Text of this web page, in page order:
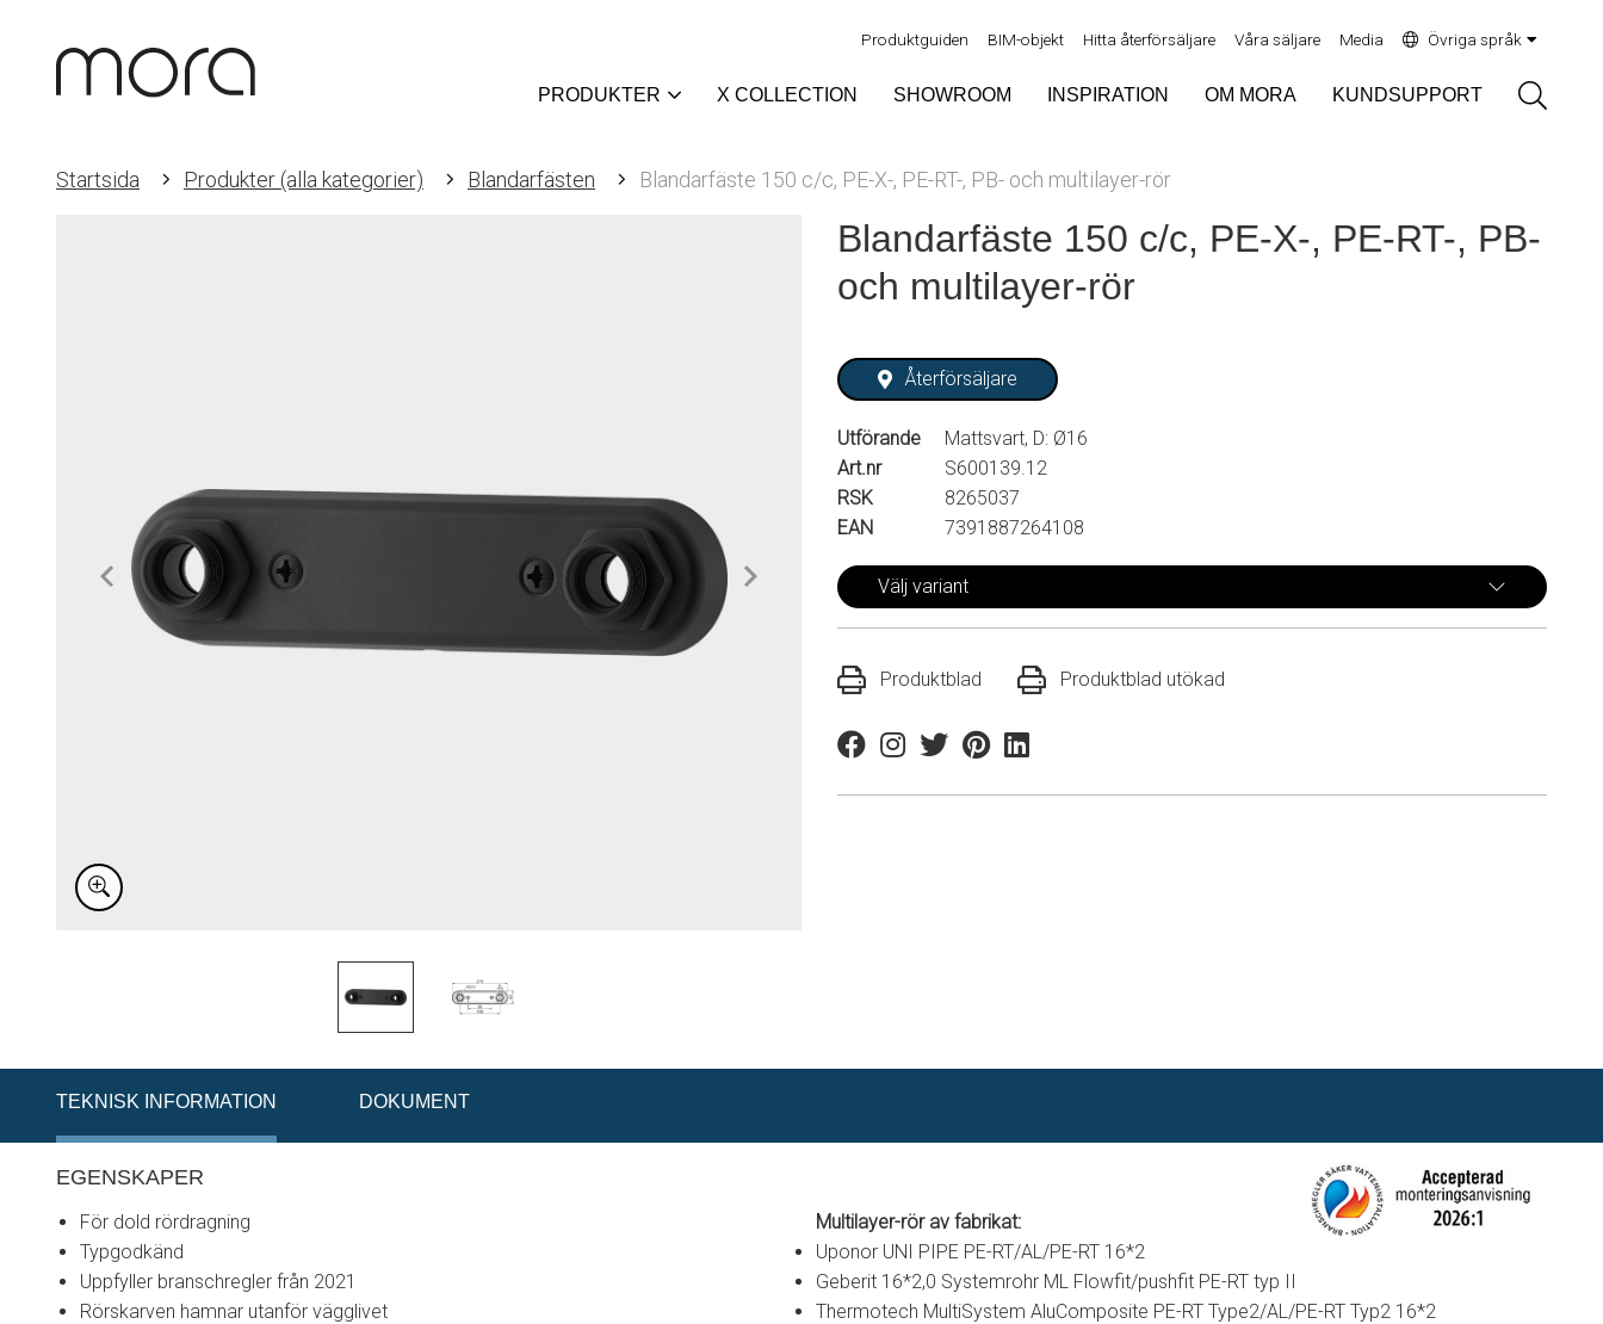
Produktguiden BIM-objekt Hitta återförsäljare Våra säljare Media Övriga språk
PRODUKTER X COLLECTION SHOWROOM INSPIRATION OM MORA KUNDSUPPORT
Startsida Produkter (alla kategorier) Blandarfästen Blandarfäste 150 c/c, PE-X-, PE-RT-, PB- och multilayer-rör
Blandarfäste 150 c/c, PE-X-, PE-RT-, PB-
och multilayer-rör
Återförsäljare
Utförande
Mattsvart, D: Ø16
Art.nr
S600139.12
RSK
8265037
EAN
7391887264108
Välj variant
Produktblad Produktblad utökad
FacebookInstagram
TwitterPinterestLinkedin
TEKNISK INFORMATION DOKUMENT
EGENSKAPER
För dold rördragning
Typgodkänd
Uppfyller branschregler från 2021
Rörskarven hamnar utanför vägglivet
Multilayer-rör av fabrikat:
Uponor UNI PIPE PE-RT/AL/PE-RT 16*2
Geberit 16*2,0 Systemrohr ML Flowfit/pushfit PE-RT typ II
Thermotech MultiSystem AluComposite PE-RT Type2/AL/PE-RT Typ2 16*2